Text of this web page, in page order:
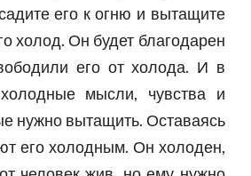
его к огню и вытащите
холод. Он будет благодарен
его от холода. И в
мысли, чувства и
нужно вытащить. Оставаясь
его холодным. Он холоден,